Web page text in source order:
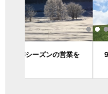
９月１６日ふらのチー